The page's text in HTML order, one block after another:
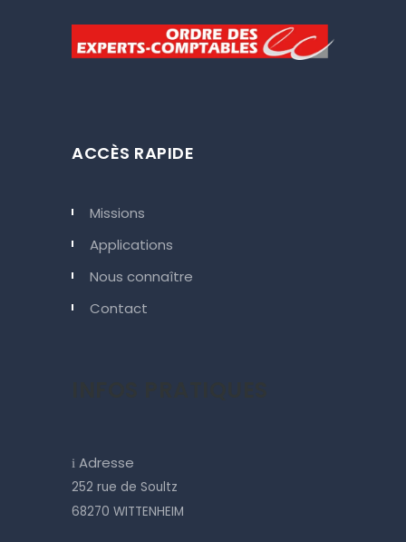
ACCÈS RAPIDE
Missions
Applications
Nous connaître
Contact
i Adresse
252 rue de Soultz
68270 WITTENHEIM